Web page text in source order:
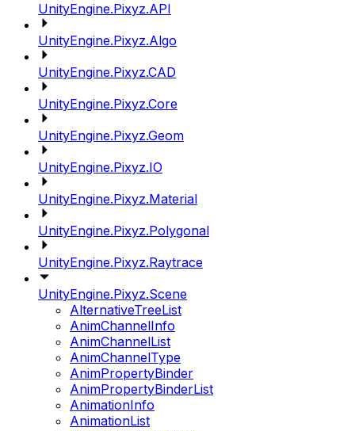
UnityEngine.Pixyz.API
UnityEngine.Pixyz.Algo
UnityEngine.Pixyz.CAD
UnityEngine.Pixyz.Core
UnityEngine.Pixyz.Geom
UnityEngine.Pixyz.IO
UnityEngine.Pixyz.Material
UnityEngine.Pixyz.Polygonal
UnityEngine.Pixyz.Raytrace
UnityEngine.Pixyz.Scene
AlternativeTreeList
AnimChannelInfo
AnimChannelList
AnimChannelType
AnimPropertyBinder
AnimPropertyBinderList
AnimationInfo
AnimationList